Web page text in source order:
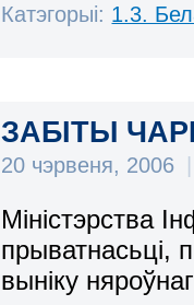
Катэгорыі: 1.3.
ЗАБІТЫ
20 чэрвеня, 2006
Міністэрства
прыватнасьці,
выніку